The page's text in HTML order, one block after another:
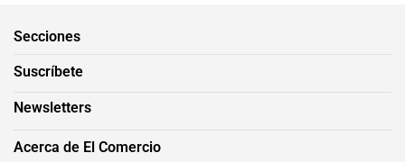
Secciones
Suscríbete
Newsletters
Acerca de El Comercio